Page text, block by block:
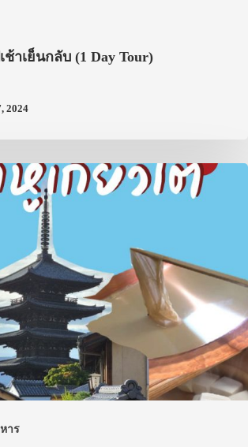
ช้าเย็นกลับ (1 Day Tour)
2024
าร